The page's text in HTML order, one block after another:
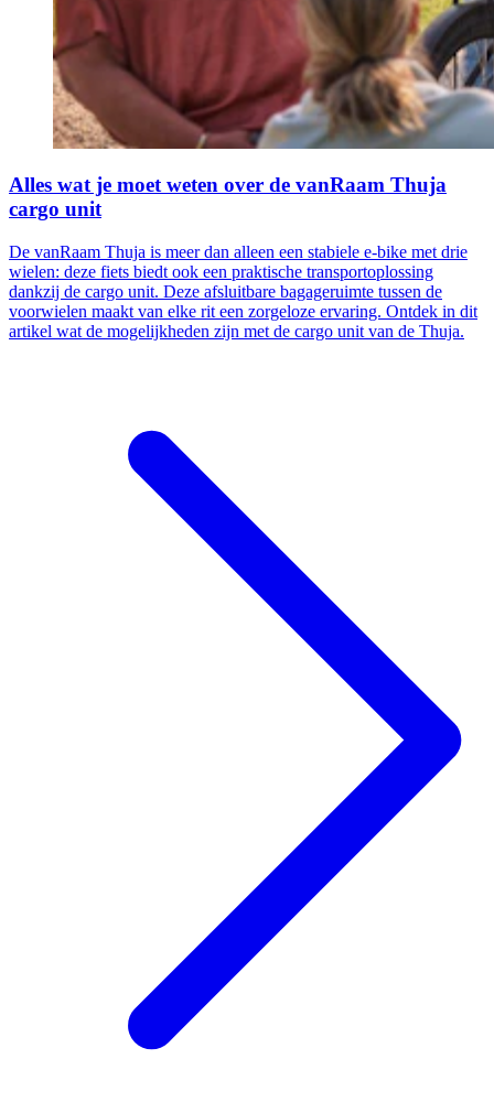
Alles wat je moet weten over de vanRaam Thuja
cargo unit
De vanRaam Thuja is meer dan alleen een stabiele e-bike met drie
wielen: deze fiets biedt ook een praktische transportoplossing
dankzij de cargo unit. Deze afsluitbare bagageruimte tussen de
voorwielen maakt van elke rit een zorgeloze ervaring. Ontdek in dit
artikel wat de mogelijkheden zijn met de cargo unit van de Thuja.